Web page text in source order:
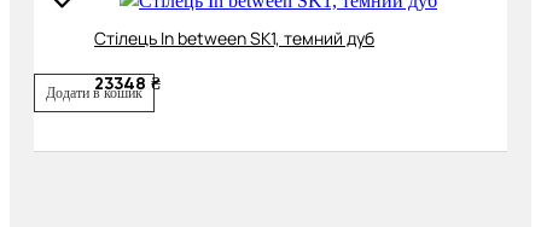
Cтілець In between SK1, темний дуб
23348 ₴
Додати в кошик